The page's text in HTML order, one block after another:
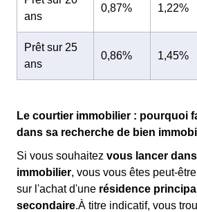
ans
0,87% 1,22%
Prêt sur 25
ans
0,86% 1,45%
Le courtier immobilier : pourquoi
dans sa recherche de bien
Si vous souhaitez vous lancer
immobilier, vous vous êtes peut-
sur l'achat d'une résidence
secondaire.À titre indicatif, vous